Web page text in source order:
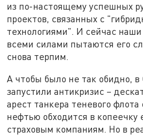
из по-настоящему успешных
проектов, связанных с
технологиями". И сейчас
всеми силами пытаются его
снова терпим.
А чтобы было не так обидно,
запустили антикризис –
арест танкера теневого
нефтью обходится в копеечку
страховым компаниям. Но в